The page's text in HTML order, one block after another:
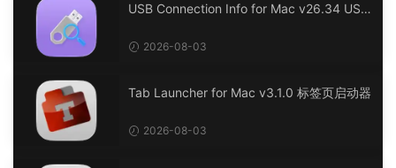
USB Connection Info for Mac v26.34 USB
2026-08-03
Tab Launcher for Mac v3.1.0 标签页启动器
2026-08-03